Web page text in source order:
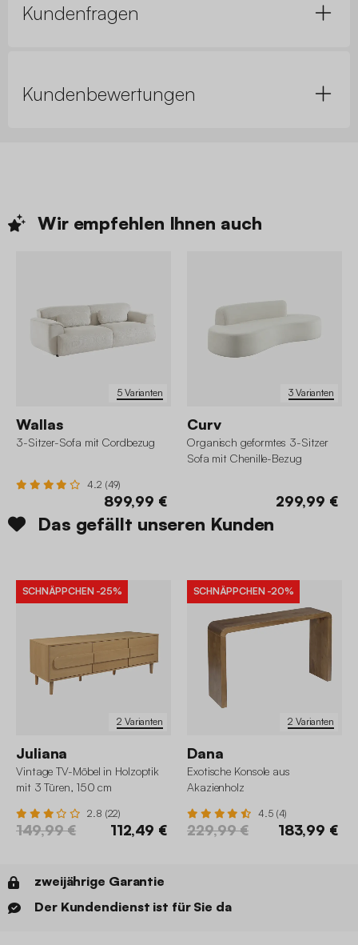
Kundenfragen
Kundenbewertungen
Wir empfehlen Ihnen auch
5 Varianten
Wallas
3-Sitzer-Sofa mit Cordbezug
4.2 (49)
899,99 €
3 Varianten
Curv
Organisch geformtes 3-Sitzer
Sofa mit Chenille-Bezug
299,99 €
Das gefällt unseren Kunden
2 Varianten
SCHNÄPPCHEN -25%
Juliana
Vintage TV-Möbel in Holzoptik
mit 3 Türen, 150 cm
2.8 (22)
149,99 € 112,49 €
2 Varianten
SCHNÄPPCHEN -20%
Dana
Exotische Konsole aus
Akazienholz
4.5 (4)
229,99 € 183,99 €
zweijährige Garantie
Der Kundendienst ist für Sie da